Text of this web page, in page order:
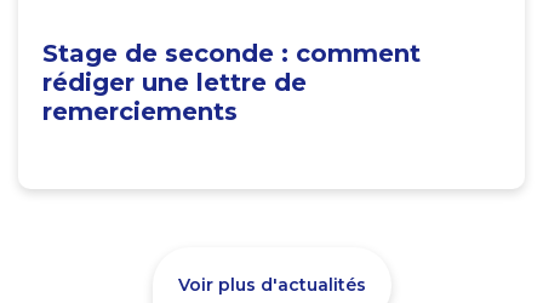
Stage de seconde : comment
rédiger une lettre de
remerciements
Voir plus d'actualités